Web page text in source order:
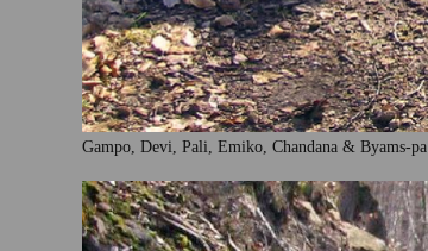
Gampo, Devi, Pali, Emiko, Chandana & Byams-pa